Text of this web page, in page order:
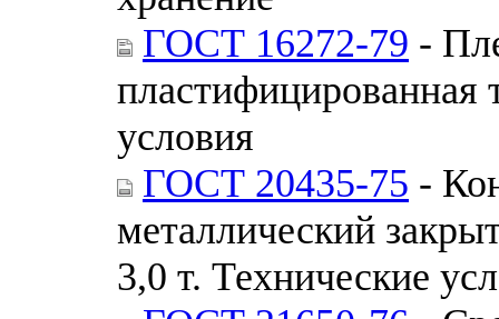
ГОСТ 16272-79 -
пластифицированная
условия
ГОСТ 20435-75 -
металлический
3,0 т. Технические